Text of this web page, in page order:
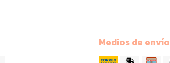
Medios de envío